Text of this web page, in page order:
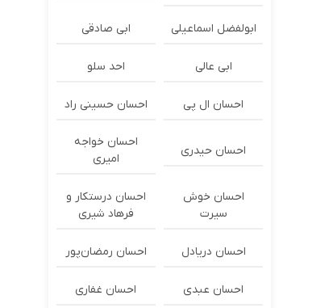
ابولفضل اسماعیلی ابی صادقی
ابی عالی احد سلو
احسان ال پی احسان حسینی راد
احسان حیدری
احسان خواجه
امیری
احسان خوش
سیرت
احسان درستكار و
فرهاد شيرى
احسان دریادل احسان رمضان‌پور
احسان عبدی احسان غفاری